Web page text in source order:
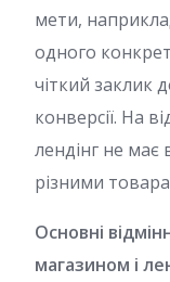
мети,
одного
чіткий заклик
конверсії. На
лендінг не має
різними
Основні
магазином і